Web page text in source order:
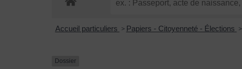
Accueil particuliers > Papiers - Citoyenneté - Élections >
Dossier